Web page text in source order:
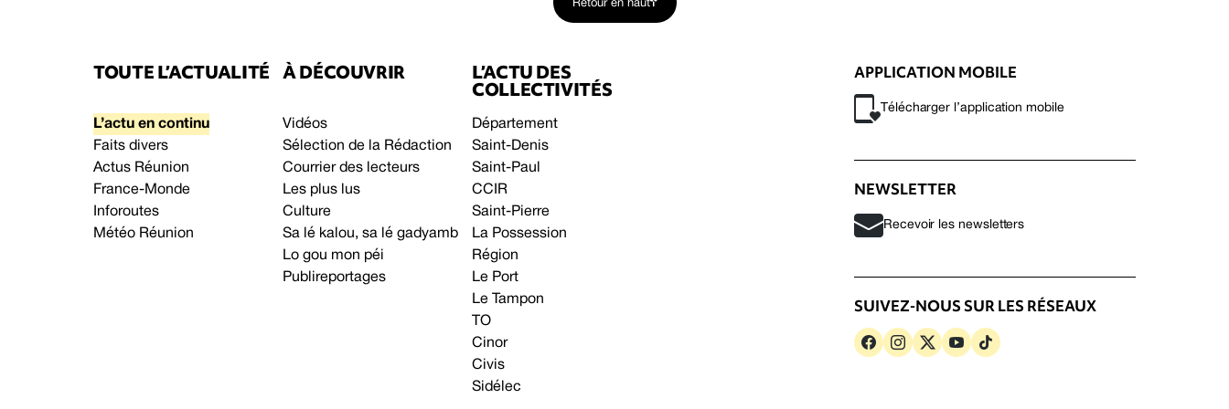
Retour en haut
TOUTE L’ACTUALITÉ
L’actu en continu
Faits divers
Actus Réunion
France-Monde
Inforoutes
Météo Réunion
À DÉCOUVRIR
Vidéos
Sélection de la Rédaction
Courrier des lecteurs
Les plus lus
Culture
Sa lé kalou, sa lé gadyamb
Lo gou mon péi
Publireportages
L’ACTU DES
COLLECTIVITÉS
Département
Saint-Denis
Saint-Paul
CCIR
Saint-Pierre
La Possession
Région
Le Port
Le Tampon
TO
Cinor
Civis
Sidélec
APPLICATION MOBILE
Télécharger l’application mobile
NEWSLETTER
Recevoir les newsletters
SUIVEZ-NOUS SUR LES RÉSEAUX